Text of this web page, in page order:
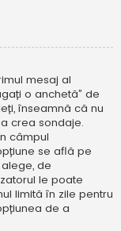
mesaj al
o anchetă” de
înseamnă că nu
crea sondaje.
câmpul
se află pe
de
le poate
limită în zile pentru
de a